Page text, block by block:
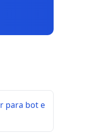
para bot e